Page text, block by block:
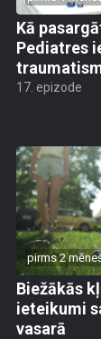
Kā
Pediatres
17. epizode
pirms 2
Biežākās
ieteikumi
vasarā